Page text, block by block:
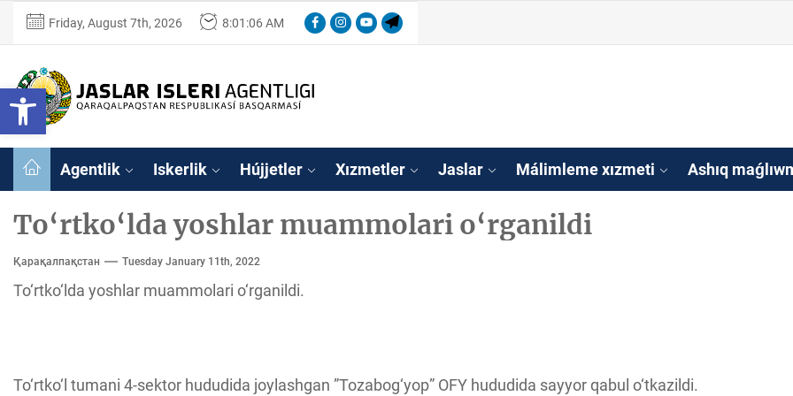
Open toolbar
content
Friday, August 7th, 2026 8:01:06 AM FacebookInstagram
YoutubeTelegram
Qaraqalpaqstan
Respublikası
Ózbekstan jaslar isleri agentligi
Agentlik Iskerlik Hújjetler Xızmetler Jaslar Málimleme xızmeti Ashıq
To‘rtko‘lda yoshlar muammolari o‘rganildi
Қарақалпақстан Tuesday January 11th, 2022
To‘rtko‘lda yoshlar muammolari o‘rganildi.
To‘rtko‘l tumani 4-sektor hududida joylashgan ”Tozabog‘yop” OFY hududida sayyor qabul o‘tkazildi.